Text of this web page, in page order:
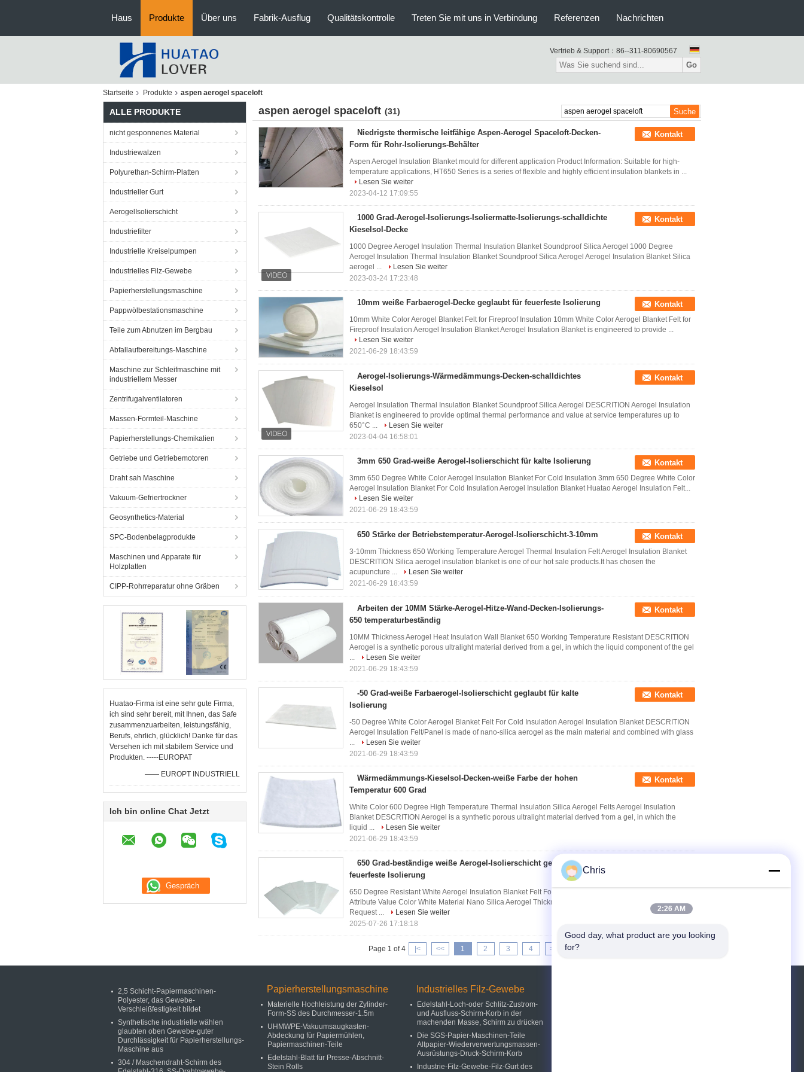
Haus Produkte Über uns Fabrik-Ausflug Qualitätskontrolle Treten Sie mit uns in Verbindung Referenzen Nachrichten
Vertrieb & Support： 86--311-80690567
Go
Startseite Produkte aspen aerogel spaceloft
ALLE PRODUKTE
nicht gesponnenes Material
Industriewalzen
Polyurethan-Schirm-Platten
Industrieller Gurt
AerogelIsolierschicht
Industriefilter
Industrielle Kreiselpumpen
Industrielles Filz-Gewebe
Papierherstellungsmaschine
Pappwölbestationsmaschine
Teile zum Abnutzen im Bergbau
Abfallaufbereitungs-Maschine
Maschine zur Schleifmaschine mit
industriellem Messer
Zentrifugalventilatoren
Massen-Formteil-Maschine
Papierherstellungs-Chemikalien
Getriebe und Getriebemotoren
Draht sah Maschine
Vakuum-Gefriertrockner
Geosynthetics-Material
SPC-Bodenbelagprodukte
Maschinen und Apparate für
Holzplatten
CIPP-Rohrreparatur ohne Gräben
Huatao-Firma ist eine sehr gute Firma,
ich sind sehr bereit, mit Ihnen, das Safe
zusammenzuarbeiten, leistungsfähig,
Berufs, ehrlich, glücklich! Danke für das
Versehen ich mit stabilem Service und
Produkten. -----EUROPAT
—— EUROPT INDUSTRIELL
Ich bin online Chat Jetzt
aspen aerogel spaceloft (31)
Niedrigste thermische leitfähige Aspen-Aerogel Spaceloft-Decken-
Form für Rohr-Isolierungs-Behälter
Kontakt
Aspen Aerogel Insulation Blanket mould for different application Product Information: Suitable for high-
temperature applications, HT650 Series is a series of flexible and highly efficient insulation blankets in ...
Lesen Sie weiter
2023-04-12 17:09:55
1000 Grad-Aerogel-Isolierungs-Isoliermatte-Isolierungs-schalldichte
Kieselsol-Decke
Kontakt
1000 Degree Aerogel Insulation Thermal Insulation Blanket Soundproof Silica Aerogel 1000 Degree
Aerogel Insulation Thermal Insulation Blanket Soundproof Silica Aerogel Aerogel Insulation Blanket Silica
aerogel ...
Lesen Sie weiter
2023-03-24 17:23:48
10mm weiße Farbaerogel-Decke geglaubt für feuerfeste Isolierung Kontakt
10mm White Color Aerogel Blanket Felt for Fireproof Insulation 10mm White Color Aerogel Blanket Felt for
Fireproof Insulation Aerogel Insulation Blanket Aerogel Insulation Blanket is engineered to provide ...
Lesen Sie weiter
2021-06-29 18:43:59
Aerogel-Isolierungs-Wärmedämmungs-Decken-schalldichtes
Kieselsol
Kontakt
Aerogel Insulation Thermal Insulation Blanket Soundproof Silica Aerogel DESCRITION Aerogel Insulation
Blanket is engineered to provide optimal thermal performance and value at service temperatures up to
650°C ...
Lesen Sie weiter
2023-04-04 16:58:01
3mm 650 Grad-weiße Aerogel-Isolierschicht für kalte Isolierung Kontakt
3mm 650 Degree White Color Aerogel Insulation Blanket For Cold Insulation 3mm 650 Degree White Color
Aerogel Insulation Blanket For Cold Insulation Aerogel Insulation Blanket Huatao Aerogel Insulation Felt...
Lesen Sie weiter
2021-06-29 18:43:59
650 Stärke der Betriebstemperatur-Aerogel-Isolierschicht-3-10mm Kontakt
3-10mm Thickness 650 Working Temperature Aerogel Thermal Insulation Felt Aerogel Insulation Blanket​
DESCRITION Silica aerogel insulation blanket is one of our hot sale products.It has chosen the
acupuncture ...
Lesen Sie weiter
2021-06-29 18:43:59
Arbeiten der 10MM Stärke-Aerogel-Hitze-Wand-Decken-Isolierungs-
650 temperaturbeständig
Kontakt
10MM Thickness Aerogel Heat Insulation Wall Blanket 650 Working Temperature Resistant DESCRITION
Aerogel is a synthetic porous ultralight material derived from a gel, in which the liquid component of the gel
...
Lesen Sie weiter
2021-06-29 18:43:59
-50 Grad-weiße Farbaerogel-Isolierschicht geglaubt für kalte
Isolierung
Kontakt
-50 Degree White Color Aerogel Blanket Felt For Cold Insulation Aerogel Insulation Blanket DESCRITION
Aerogel Insulation Felt/Panel is made of nano-silica aerogel as the main material and combined with glass
...
Lesen Sie weiter
2021-06-29 18:43:59
Wärmedämmungs-Kieselsol-Decken-weiße Farbe der hohen
Temperatur 600 Grad
Kontakt
White Color 600 Degree High Temperature Thermal Insulation Silica Aerogel Felts Aerogel Insulation
Blanket DESCRITION Aerogel is a synthetic porous ultralight material derived from a gel, in which the
liquid ...
Lesen Sie weiter
2021-06-29 18:43:59
650 Grad-beständige weiße Aerogel-Isolierschicht geglaubt für
feuerfeste Isolierung
650 Degree Resistant White Aerogel Insulation Blanket Felt For Fireproof Insulation Product Attributes
Attribute Value Color White Material Nano Silica Aerogel Thickness 3mm, 6mm, 10mm Width 1500 Or As
Request ...
Lesen Sie weiter
2025-07-26 17:18:18
Page 1 of 4 |< << 1 2 3 4 >> >|
2,5 Schicht-Papiermaschinen-
Polyester, das Gewebe-
Verschleißfestigkeit bildet
Synthetische industrielle wählen
glaubten oben Gewebe-guter
Durchlässigkeit für Papierherstellungs-
Maschine aus
304 / Maschendraht-Schirm des
Papierherstellungsmaschine
Materielle Hochleistung der Zylinder-
Form-SS des Durchmesser-1.5m
UHMWPE-Vakuumsaugkasten-
Abdeckung für Papiermühlen,
Papiermaschinen-Teile
Edelstahl-Blatt für Presse-Abschnitt-
Stein Rolls
Industrielles Filz-Gewebe
Edelstahl-Loch-oder Schlitz-Zustrom-
und Ausfluss-Schirm-Korb in der
machenden Masse, Schirm zu drücken
Die SGS-Papier-Maschinen-Teile
Altpapier-Wiederverwertungsmassen-
Ausrüstungs-Druck-Schirm-Korb
Industrie-Filz-Gewebe-Filz-Gurt des
Chris
2:26 AM
Good day, what product are you looking
for?